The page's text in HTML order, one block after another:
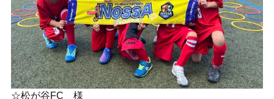
☆松が谷FC 様